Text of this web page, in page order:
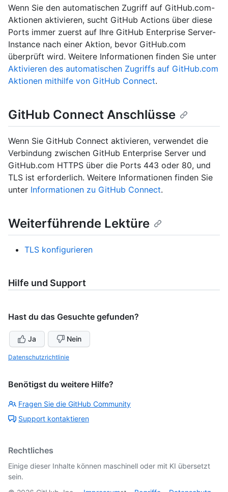
Wenn Sie den automatischen Zugriff auf GitHub.com-
Aktionen aktivieren, sucht GitHub Actions über diese
Ports immer zuerst auf Ihre GitHub Enterprise Server-
Instance nach einer Aktion, bevor GitHub.com
überprüft wird. Weitere Informationen finden Sie unter
Aktivieren des automatischen Zugriffs auf GitHub.com
Aktionen mithilfe von GitHub Connect.
GitHub Connect Anschlüsse
Wenn Sie GitHub Connect aktivieren, verwendet die
Verbindung zwischen GitHub Enterprise Server und
GitHub.com HTTPS über die Ports 443 oder 80, und
TLS ist erforderlich. Weitere Informationen finden Sie
unter Informationen zu GitHub Connect.
Weiterführende Lektüre
TLS konfigurieren
Hilfe und Support
Hast du das Gesuchte gefunden?
Ja Nein
Datenschutzrichtlinie
Benötigst du weitere Hilfe?
Fragen Sie die GitHub Community
Support kontaktieren
Rechtliches
Einige dieser Inhalte können maschinell oder mit KI übersetzt
sein.